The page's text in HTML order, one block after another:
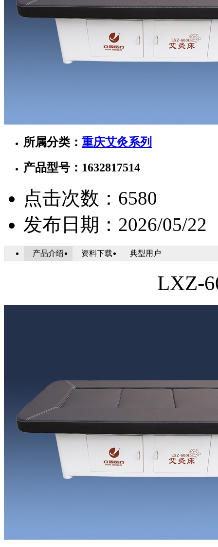
所属分类： 重庆艾灸系列
产品型号：1632817514
点击次数： 6580
发布日期： 2026/05/22
产品介绍 资料下载 典型用户
LXZ-